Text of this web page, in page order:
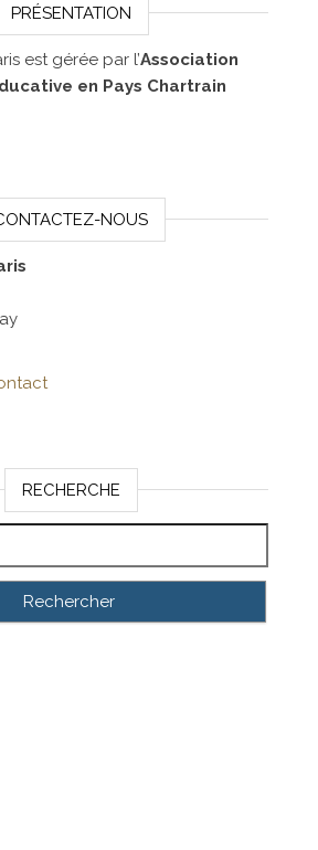
PRÉSENTATION
est gérée par l’Association
en Pays Chartrain
NOUS
RECHERCHE